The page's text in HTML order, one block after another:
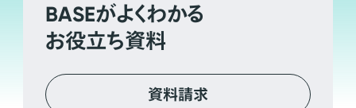
BASEがよくわかる
お役立ち資料
資料請求